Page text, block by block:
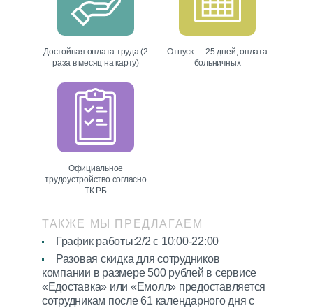
Достойная оплата труда (2
раза в месяц на карту)
Отпуск — 25 дней, оплата
больничных
Официальное
трудоустройство согласно
ТК РБ
ТАКЖЕ МЫ ПРЕДЛАГАЕМ
График работы:2/2 с 10:00-22:00
Разовая скидка для сотрудников
компании в размере 500 рублей в сервисе
«Едоставка» или «Емолл» предоставляется
сотрудникам после 61 календарного дня с